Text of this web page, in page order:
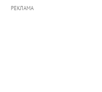
РЕКЛАМА